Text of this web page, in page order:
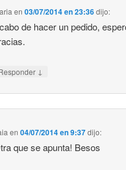
en03/07/2014 en 23:36dijo:
de hacer un pedido,
↓
en04/07/2014 en 9:37dijo:
que se apunta! Besos